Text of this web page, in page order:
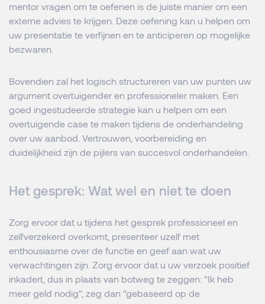
mentor vragen om te oefenen is de juiste manier om een
externe advies te krijgen. Deze oefening kan u helpen om
uw presentatie te verfijnen en te anticiperen op mogelijke
bezwaren.
Bovendien zal het logisch structureren van uw punten uw
argument overtuigender en professioneler maken. Een
goed ingestudeerde strategie kan u helpen om een
overtuigende case te maken tijdens de onderhandeling
over uw aanbod. Vertrouwen, voorbereiding en
duidelijkheid zijn de pijlers van succesvol onderhandelen.
Het gesprek: Wat wel en niet te doen
Zorg ervoor dat u tijdens het gesprek professioneel en
zelfverzekerd overkomt, presenteer uzelf met
enthousiasme over de functie en geef aan wat uw
verwachtingen zijn. Zorg ervoor dat u uw verzoek positief
inkadert, dus in plaats van botweg te zeggen: "Ik heb
meer geld nodig", zeg dan "gebaseerd op de